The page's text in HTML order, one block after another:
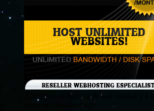
¡Consigue tu hosting de alta calidad y a
costo en Banahosting!